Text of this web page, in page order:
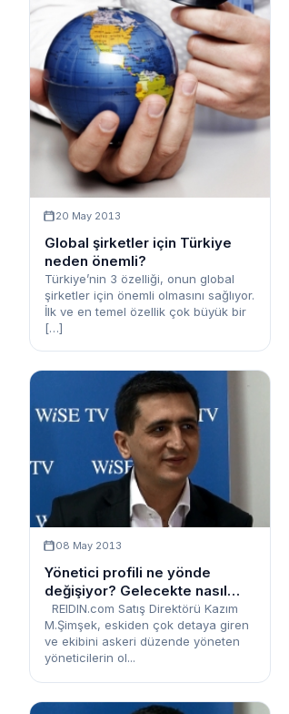
20 May 2013
Global şirketler için Türkiye
neden önemli?
Türkiye’nin 3 özelliği, onun global
şirketler için önemli olmasını sağlıyor.
İlk ve en temel özellik çok büyük bir
[…]
08 May 2013
Yönetici profili ne yönde
değişiyor? Gelecekte nasıl
olacak?
REIDIN.com Satış Direktörü Kazım
M.Şimşek, eskiden çok detaya giren
ve ekibini askeri düzende yöneten
yöneticilerin ol...